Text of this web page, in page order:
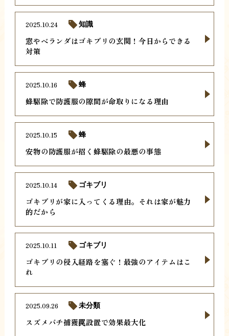
窓やベランダはゴキブリの玄関！今日からできる
対策
2025.10.24 知識
蜂駆除で防護服の隙間が命取りになる理由
2025.10.16 蜂
安物の防護服が招く蜂駆除の最悪の事態
2025.10.15 蜂
ゴキブリが家に入ってくる理由。それは家が魅力
的だから
2025.10.14 ゴキブリ
ゴキブリの侵入経路を塞ぐ！最強のアイテムはこ
れ
2025.10.11 ゴキブリ
スズメバチ捕獲罠設置で効果最大化
2025.09.26 未分類